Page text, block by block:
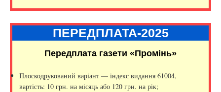
ПЕРЕДПЛАТА-2025
Передплата газети «Промінь»
Плоскодрукований варіант — індекс видання 61004,
вартість: 10 грн. на місяць або 120 грн. на рік;